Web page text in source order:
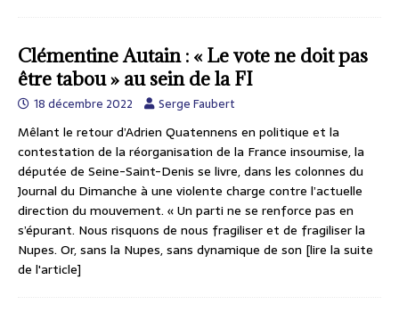
Clémentine Autain : « Le vote ne doit pas
être tabou » au sein de la FI
18 décembre 2022 Serge Faubert
Mêlant le retour d’Adrien Quatennens en politique et la
contestation de la réorganisation de la France insoumise, la
députée de Seine-Saint-Denis se livre, dans les colonnes du
Journal du Dimanche à une violente charge contre l’actuelle
direction du mouvement. « Un parti ne se renforce pas en
s’épurant. Nous risquons de nous ­fragiliser et de fragiliser la
Nupes. Or, sans la Nupes, sans dynamique de son [lire la suite
de l'article]